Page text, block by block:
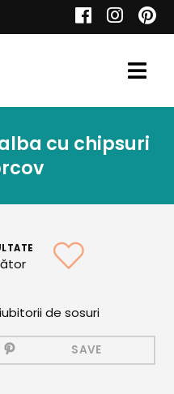
cu chipsuri
de sosuri
SAVE